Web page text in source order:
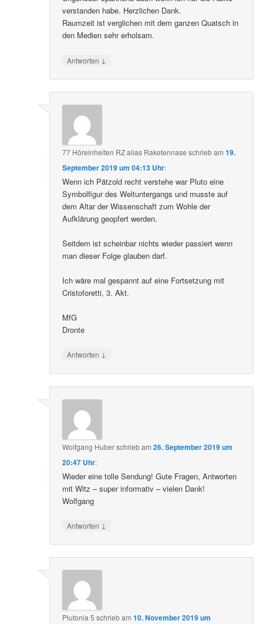
verstanden habe. Herzlichen Dank.
Raumzeit ist verglichen mit dem ganzen Quatsch in
den Medien sehr erholsam.
Antworten ↓
77 Höreinheiten RZ alias Raketennase schriebam19.
September 2019 um 04:13 Uhr:
Wenn ich Pätzold recht verstehe war Pluto eine
Symbolfigur des Weltuntergangs und musste auf
dem Altar der Wissenschaft zum Wohle der
Aufklärung geopfert werden.
Seitdem ist scheinbar nichts wieder passiert wenn
man dieser Folge glauben darf.
Ich wäre mal gespannt auf eine Fortsetzung mit
Cristoforetti, 3. Akt.
MfG
Dronte
Antworten ↓
Wolfgang Huberschriebam26. September 2019 um
20:47 Uhr:
Wieder eine tolle Sendung! Gute Fragen, Antworten
mit Witz – super informativ – vielen Dank!
Wolfgang
Antworten ↓
Plutonia 5 schriebam10. November 2019 um